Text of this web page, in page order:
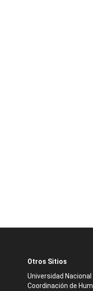
Otros Sitios
Universidad
Coordinación de